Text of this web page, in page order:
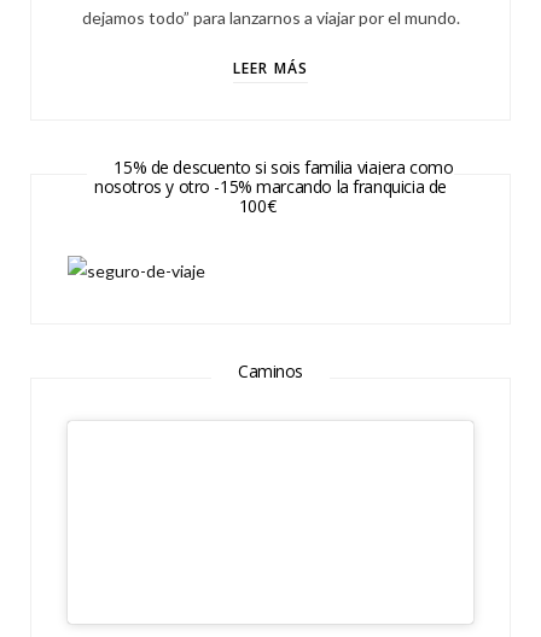
dejamos todo” para lanzarnos a viajar por el mundo.
LEER MÁS
15% de descuento si sois familia viajera como
nosotros y otro -15% marcando la franquicia de
100€
Caminos